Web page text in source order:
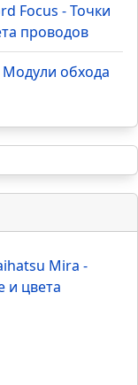
Focus - Точки
проводов
обхода
Mira -
и цвета